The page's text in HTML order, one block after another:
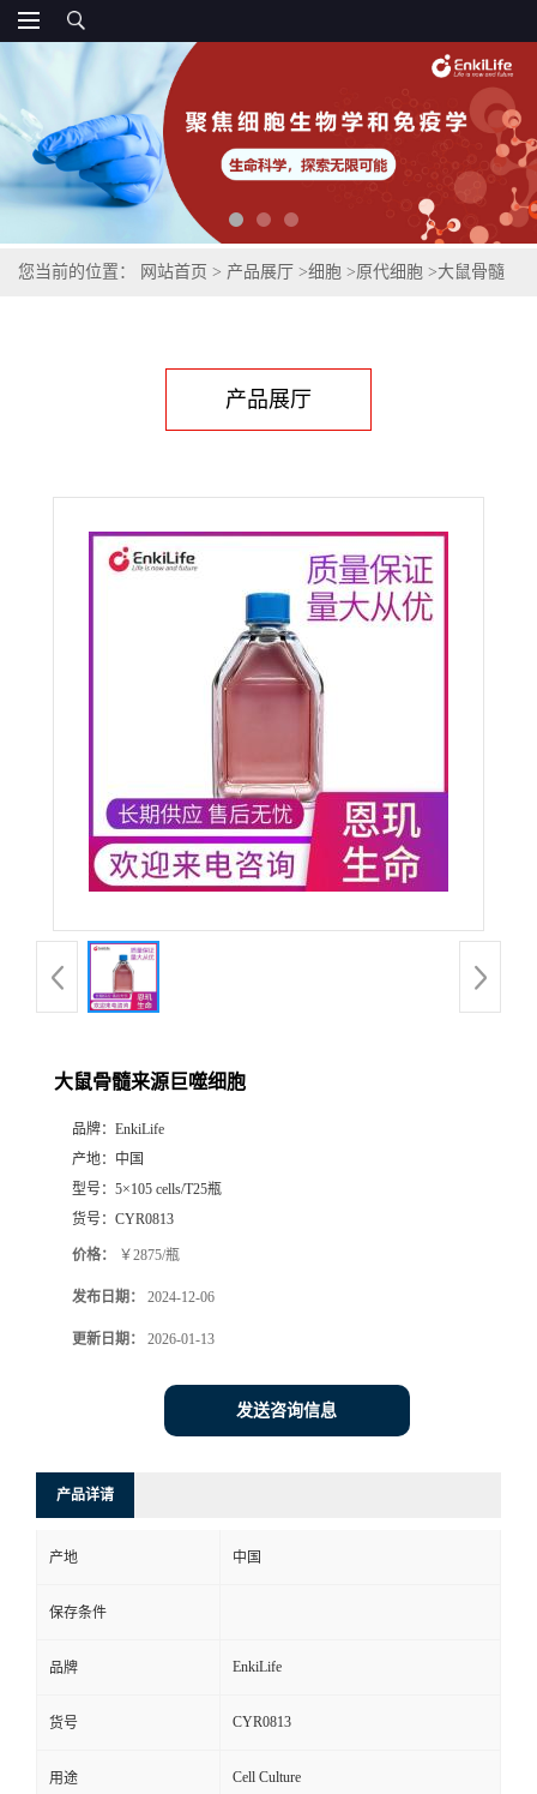
您当前的位置： 网站首页 > 产品展厅 >细胞 >原代细胞 >大鼠骨髓
产品展厅
大鼠骨髓来源巨噬细胞
品牌： EnkiLife
产地： 中国
型号： 5×105 cells/T25瓶
货号： CYR0813
价格： ￥2875/瓶
发布日期： 2024-12-06
更新日期： 2026-01-13
发送咨询信息
产品详请
产地 中国
保存条件
品牌 EnkiLife
货号 CYR0813
用途 Cell Culture